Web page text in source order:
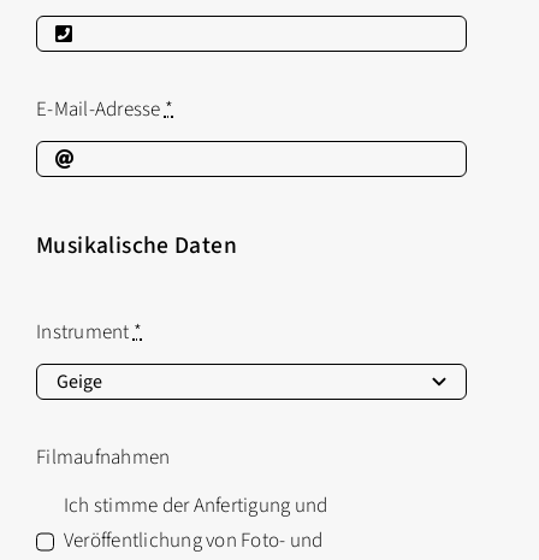
E-Mail-Adresse*
Musikalische Daten
Instrument*
Filmaufnahmen
Ich stimme der Anfertigung und
Veröffentlichung von Foto- und